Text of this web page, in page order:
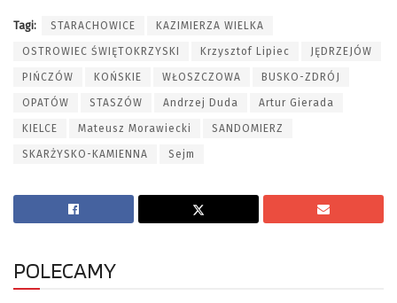
Tagi: STARACHOWICE KAZIMIERZA WIELKA
OSTROWIEC ŚWIĘTOKRZYSKI Krzysztof Lipiec JĘDRZEJÓW
PIŃCZÓW KOŃSKIE WŁOSZCZOWA BUSKO-ZDRÓJ
OPATÓW STASZÓW Andrzej Duda Artur Gierada
KIELCE Mateusz Morawiecki SANDOMIERZ
SKARŻYSKO-KAMIENNA Sejm
POLECAMY